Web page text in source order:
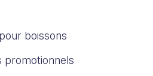
boissons
promotionnels